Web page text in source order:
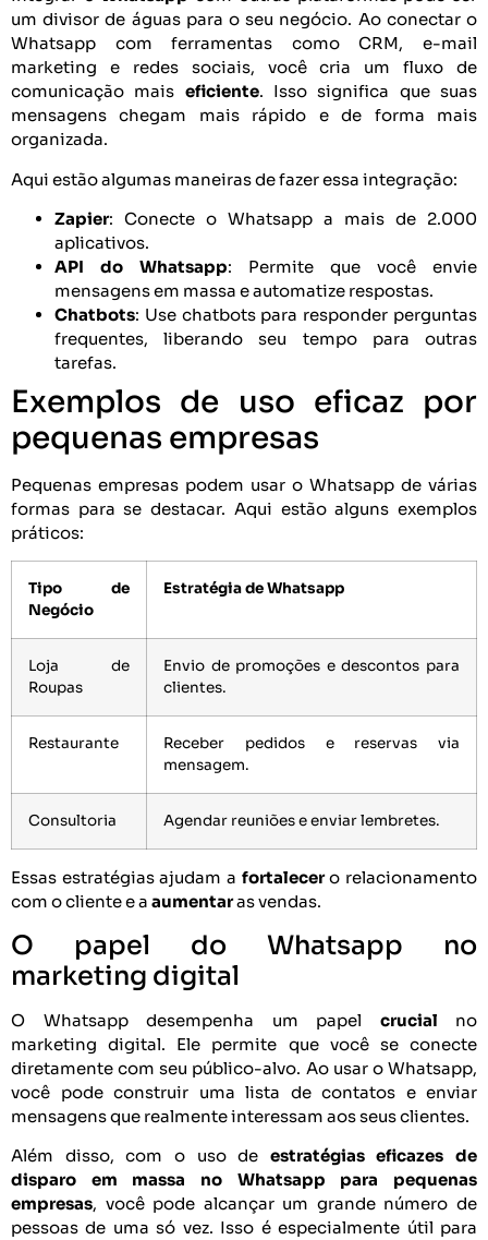
um divisor de águas para o seu negócio. Ao conectar o
Whatsapp com ferramentas como CRM, e-mail
marketing e redes sociais, você cria um fluxo de
comunicação mais eficiente. Isso significa que suas
mensagens chegam mais rápido e de forma mais
organizada.
Aqui estão algumas maneiras de fazer essa integração:
Zapier: Conecte o Whatsapp a mais de 2.000
aplicativos.
API do Whatsapp: Permite que você envie
mensagens em massa e automatize respostas.
Chatbots: Use chatbots para responder perguntas
frequentes, liberando seu tempo para outras
tarefas.
Exemplos de uso eficaz por
pequenas empresas
Pequenas empresas podem usar o Whatsapp de várias
formas para se destacar. Aqui estão alguns exemplos
práticos:
Tipo de
Negócio
Estratégia de Whatsapp
Loja de
Roupas
Envio de promoções e descontos para
clientes.
Restaurante
Receber pedidos e reservas via
mensagem.
Consultoria Agendar reuniões e enviar lembretes.
Essas estratégias ajudam a fortalecero relacionamento
com o cliente e a aumentaras vendas.
O papel do Whatsapp no
marketing digital
O Whatsapp desempenha um papel crucial no
marketing digital. Ele permite que você se conecte
diretamente com seu público-alvo. Ao usar o Whatsapp,
você pode construir uma lista de contatos e enviar
mensagens que realmente interessam aos seus clientes.
Além disso, com o uso de estratégias eficazes de
disparo em massa no Whatsapp para pequenas
empresas, você pode alcançar um grande número de
pessoas de uma só vez. Isso é especialmente útil para